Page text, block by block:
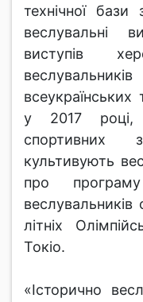
технічної бази
веслувальні
виступів
у 2017 році,
спортивних
культивують
про програму
веслувальників
літніх
Токіо.
«Історично